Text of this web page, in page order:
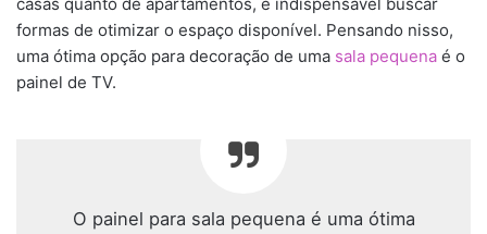
formas de otimizar o espaço disponível. Pensando nisso,
uma ótima opção para decoração de uma sala pequena é o
painel de TV.
O painel para sala pequena é uma ótima